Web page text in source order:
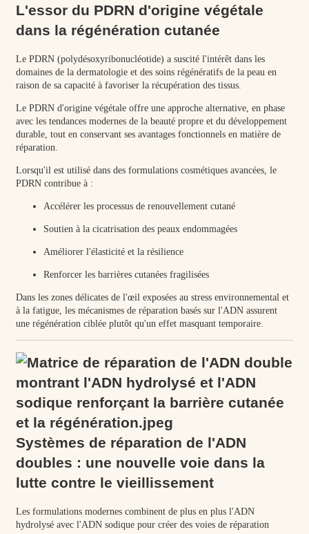
L'essor du PDRN d'origine végétale
dans la régénération cutanée
Le PDRN (polydésoxyribonucléotide) a suscité l'intérêt dans les
domaines de la dermatologie et des soins régénératifs de la peau en
raison de sa capacité à favoriser la récupération des tissus.
Le PDRN d'origine végétale offre une approche alternative, en phase
avec les tendances modernes de la beauté propre et du développement
durable, tout en conservant ses avantages fonctionnels en matière de
réparation.
Lorsqu'il est utilisé dans des formulations cosmétiques avancées, le
PDRN contribue à :
Accélérer les processus de renouvellement cutané
Soutien à la cicatrisation des peaux endommagées
Améliorer l'élasticité et la résilience
Renforcer les barrières cutanées fragilisées
Dans les zones délicates de l'œil exposées au stress environnemental et
à la fatigue, les mécanismes de réparation basés sur l'ADN assurent
une régénération ciblée plutôt qu'un effet masquant temporaire.
Systèmes de réparation de l'ADN
doubles : une nouvelle voie dans la
lutte contre le vieillissement
Les formulations modernes combinent de plus en plus l'ADN
hydrolysé avec l'ADN sodique pour créer des voies de réparation